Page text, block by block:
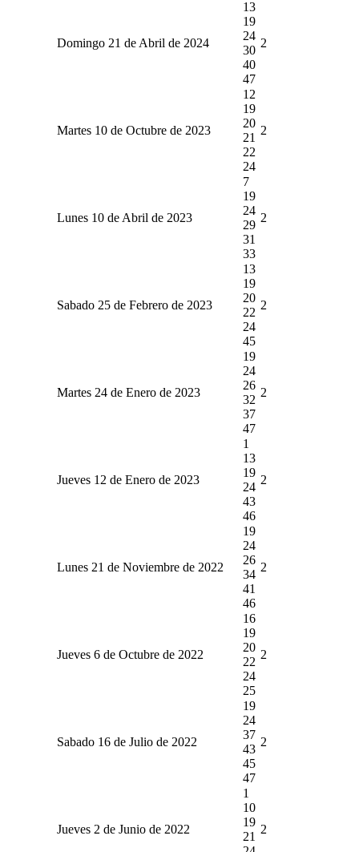
Domingo 21 de Abril de 2024
13
19
24
30
40
47
2
Martes 10 de Octubre de 2023
12
19
20
21
22
24
2
Lunes 10 de Abril de 2023
7
19
24
29
31
33
2
Sabado 25 de Febrero de 2023
13
19
20
22
24
45
2
Martes 24 de Enero de 2023
19
24
26
32
37
47
2
Jueves 12 de Enero de 2023
1
13
19
24
43
46
2
Lunes 21 de Noviembre de 2022
19
24
26
34
41
46
2
Jueves 6 de Octubre de 2022
16
19
20
22
24
25
2
Sabado 16 de Julio de 2022
19
24
37
43
45
47
2
Jueves 2 de Junio de 2022
1
10
19
21
2